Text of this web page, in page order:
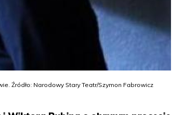
Źródło: Narodowy Stary Teatr/Szymon Fabrowicz